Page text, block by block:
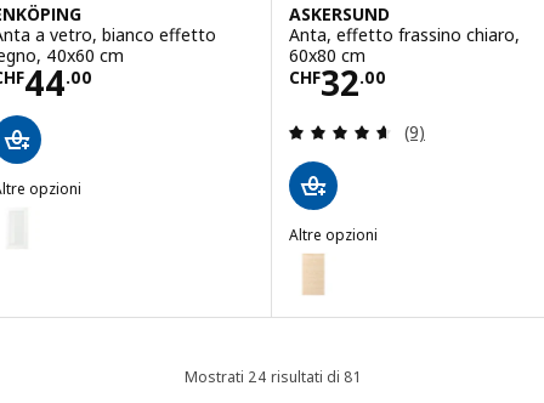
a vetro, bianco effetto
40x60 cm
44.00 CHF 44.00
opzioni
ENKÖPING, Anta a vetro, bianco effetto legno, 40x80 cm
ENKÖPING, Anta a vetro, bianco effetto legno, 40x100 cm
ASKERSUND
Anta, effetto frassino chiaro,
60x80 cm
CHF32.00
Prezzo CHF
Recensione:
(9)
Altre opzioni
ASKERSUND
Mostrati 24 risultati di 81